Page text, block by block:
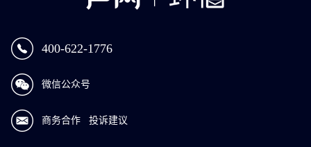
400-622-1776
微信公众号
商务合作 投诉建议